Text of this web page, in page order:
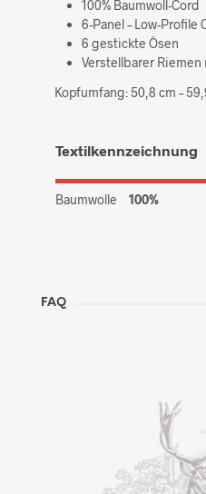
100% Baumwoll-Cord
6-Panel – Low-Profile
6 gestickte Ösen
Verstellbarer Riemen
Kopfumfang: 50,8 cm –
Textilkennzeichnung
Baumwolle 100%
FAQ